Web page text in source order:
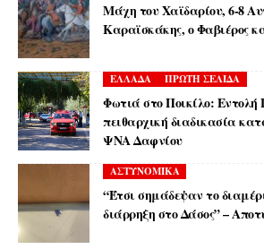
Μάχη του Χαϊδαρίου, 6-8
Καραϊσκάκης, ο Φαβιέρος
ΕΛΛΑΔΑ ΠΡΩΤΗ ΣΕΛΙΔΑ
Φωτιά στο Ποικίλο: Εντολή
πειθαρχική διαδικασία
ΨΝΑ Δαφνίου
ΑΣΤΥΝΟΜΙΚΑ
“Έτσι σημάδεψαν το
διάρρηξη στο Δάσος” –